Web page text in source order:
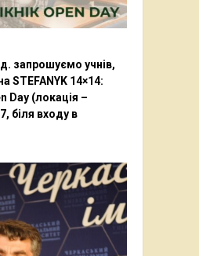
запрошуємо учнів,
STEFANYK 14×14:
Day (локація –
біля входу в